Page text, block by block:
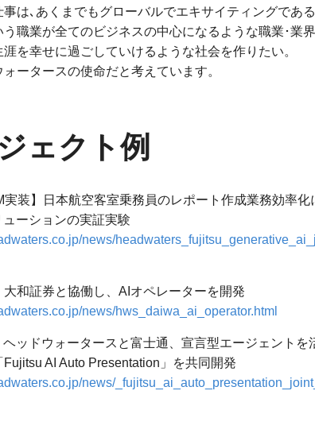
は､あくまでもグローバルでエキサイティングであ
職業が全てのビジネスの中心になるような職業･業界
を幸せに過ごしていけるような社会を作りたい。
ータースの使命だと考えています。
ェクト例
実装】日本航空客室乗務員のレポート作成業務効率
ーションの実証実験
news/
大和証券と協働し、AIオペレーターを開発
news/hws_daiwa_ai_operator.html
ヘッドウォータースと富士通、宣言型エージェントを
Fujitsu AI Auto Presentation」を共同開発
news/